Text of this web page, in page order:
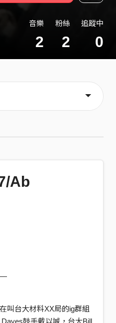
音樂
2
粉絲
2
追蹤中
0
Ab
叫台大材料XX局的ig群組
鼓手戴以誠，台大Bill